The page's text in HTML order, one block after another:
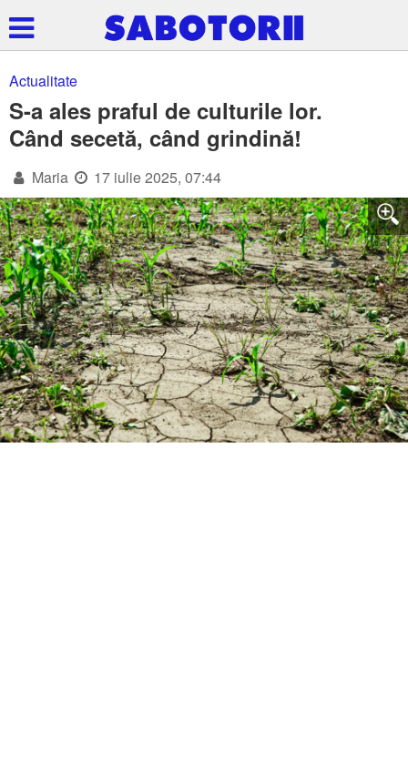
Actualitate
S-a ales praful de culturile lor.
Când secetă, când grindină!
Maria 17 iulie 2025, 07:44